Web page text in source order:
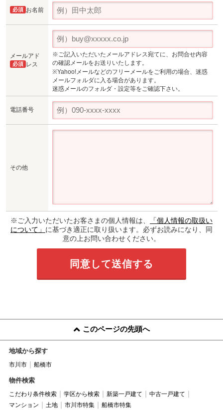
お名前
必須
メールアド
レス
必須
※ご記入いただいたメールアドレス宛てに、お問合せ内容
の確認メールをお送りいたします。
※Yahoo!メールなどのフリーメールをご利用の場合、迷惑
メールフォルダに入る場合があります。
迷惑メールのフォルダ・設定等をご確認下さい。
電話番号
その他
※ご入力いただいたお客さまの個人情報は、
「個人情報の取扱い
について」 に基づき適正に取り扱います。必ずお読みになり、同
意の上お問い合わせください。
このページの先頭へ
地域から探す
市川市 船橋市
物件検索
こだわり条件検索 学区から検索 新築一戸建て
中古一戸建て
マンション
土地 市川市特集 船橋市特集